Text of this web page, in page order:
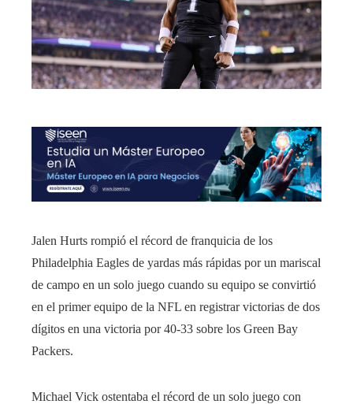
Jalen Hurts rompió el récord de franquicia de los
Philadelphia Eagles de yardas más rápidas por un mariscal
de campo en un solo juego cuando su equipo se convirtió
en el primer equipo de la NFL en registrar victorias de dos
dígitos en una victoria por 40-33 sobre los Green Bay
Packers.
Michael Vick ostentaba el récord de un solo juego con